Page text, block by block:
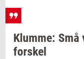
Klum­me: Små
for­skel